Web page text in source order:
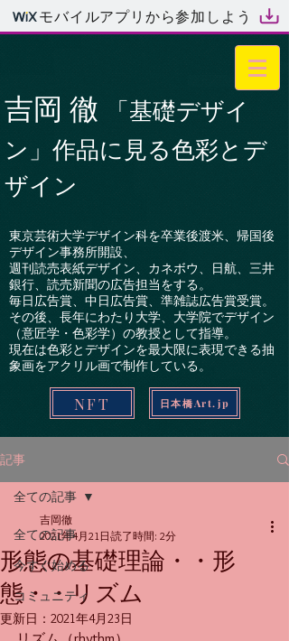
モバイルアプリから参加しよう
吉岡 徹
「基礎デザイ
ン」作品に見る色彩とデ
ザイン
東京芸術大学デザイン科を卒業後渡米、帰国後
デザイン事務所開設、
週刊読売表紙デザイン、カネボウ、日航、三井
銀行、読売新聞の広告担当をする。
毎日広告賞、中日広告賞、準雑誌広告賞受賞。
その後、長年にわたり大学、大学院でデザイン
（意匠学・色彩学）の教授として指導。
現在は色彩とデザインを最大限に表現できる抽
象画をアクリル画で制作している。
NFT 日本橋Art.jp
記事
全ての記事
今すぐ始める
コミュニティ
全ての記事
形態の基礎理論・・形
態・・リズム
吉岡徹
2021年4月21日 読了時間: 2分
更新日： 2021年4月23日